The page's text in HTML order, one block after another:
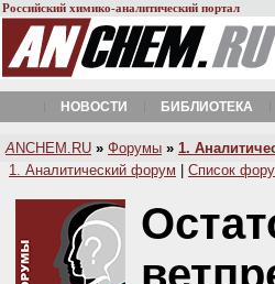
Российский химико-аналитический портал
НОВОСТИ БИБЛИОТЕКА
A NCHEM.RU » Форумы » 1.
1. Аналитический форум
Список